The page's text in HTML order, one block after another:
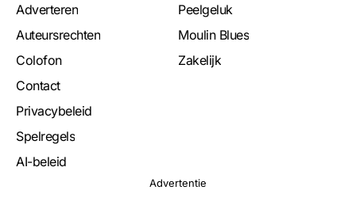
Adverteren
Auteursrechten
Colofon
Contact
Privacybeleid
Spelregels
AI-beleid
Peelgeluk
Moulin Blues
Zakelijk
Advertentie